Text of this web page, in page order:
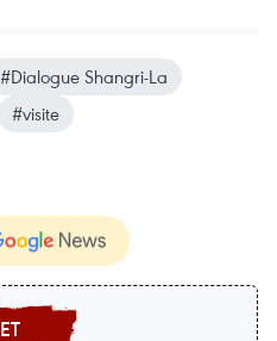
#Dialogue Shangri-La
#visite